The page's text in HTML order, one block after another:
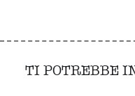
TI POTREBBE